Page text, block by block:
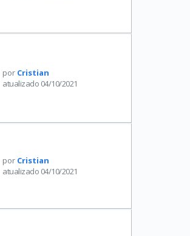
por Cristian
atualizado 04/10/2021
por Cristian
atualizado 04/10/2021